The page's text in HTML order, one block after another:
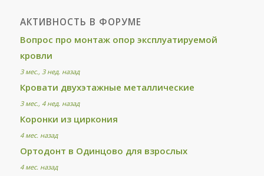
АКТИВНОСТЬ В ФОРУМЕ
Вопрос про монтаж опор эксплуатируемой
кровли
3 мес., 3 нед. назад
Кровати двухэтажные металлические
3 мес., 4 нед. назад
Коронки из циркония
4 мес. назад
Ортодонт в Одинцово для взрослых
4 мес. назад